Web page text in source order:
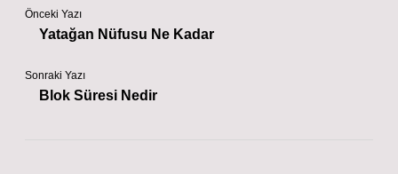
Önceki Yazı
Yatağan Nüfusu Ne Kadar
Sonraki Yazı
Blok Süresi Nedir